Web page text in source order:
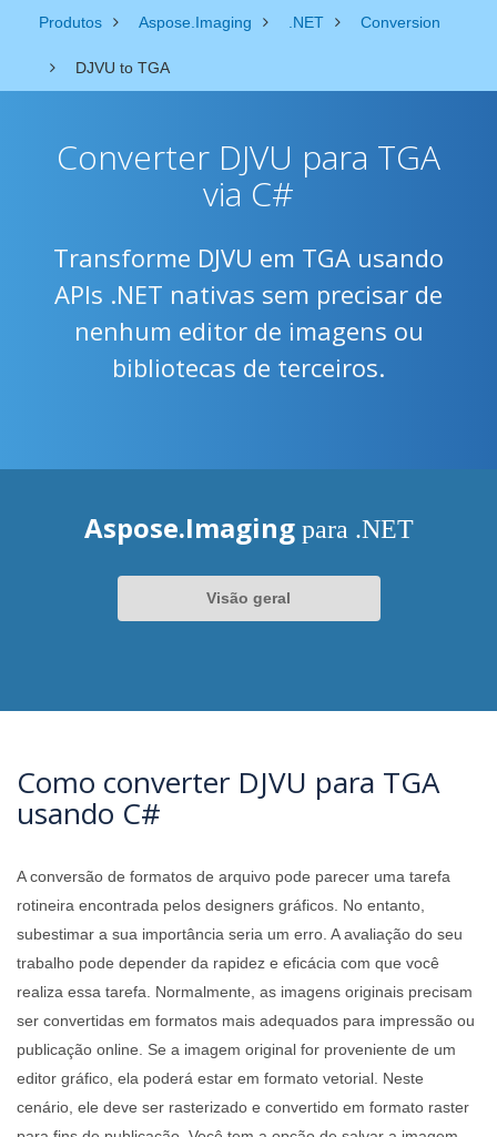
Produtos Aspose.Imaging .NET Conversion
DJVU to TGA
Converter DJVU para TGA
via C#
Transforme DJVU em TGA usando
APIs .NET nativas sem precisar de
nenhum editor de imagens ou
bibliotecas de terceiros.
Aspose.Imaging para .NET
Visão geral
Como converter DJVU para TGA
usando C#
A conversão de formatos de arquivo pode parecer uma tarefa
rotineira encontrada pelos designers gráficos. No entanto,
subestimar a sua importância seria um erro. A avaliação do seu
trabalho pode depender da rapidez e eficácia com que você
realiza essa tarefa. Normalmente, as imagens originais precisam
ser convertidas em formatos mais adequados para impressão ou
publicação online. Se a imagem original for proveniente de um
editor gráfico, ela poderá estar em formato vetorial. Neste
cenário, ele deve ser rasterizado e convertido em formato raster